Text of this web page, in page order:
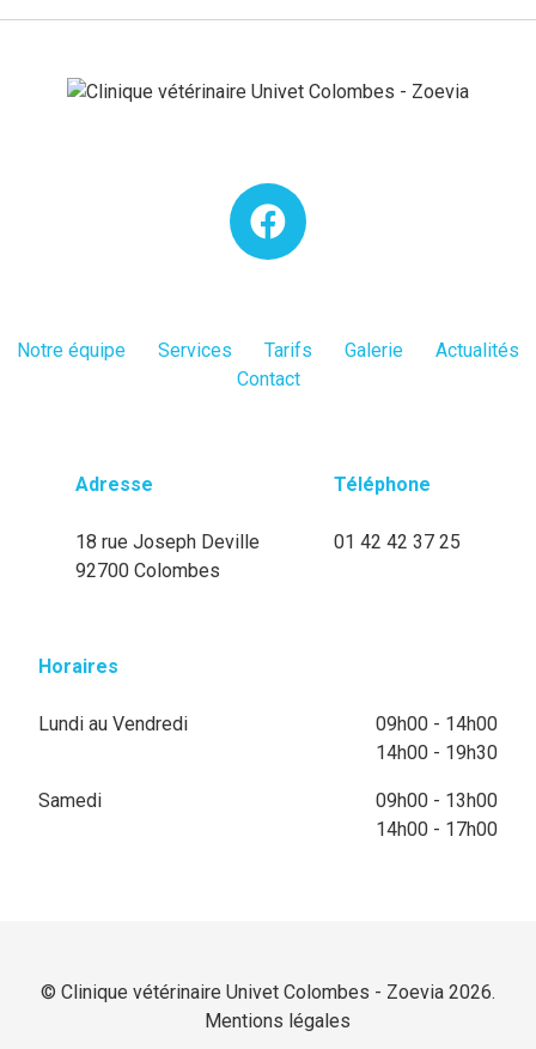
Notre équipe Services Tarifs Galerie
Actualités
Contact
Adresse
18 rue Joseph Deville
92700 Colombes
Téléphone
01 42 42 37 25
Horaires
Lundi au Vendredi
09h00 - 14h00
14h00 - 19h30
Samedi
09h00 - 13h00
14h00 - 17h00
© Clinique vétérinaire Univet Colombes - Zoevia 2026.
Mentions légales